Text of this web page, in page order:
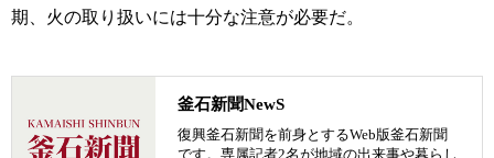
期、火の取り扱いには十分な注意が必要だ。
釜石新聞NewS
復興釜石新聞を前身とするWeb版釜石新聞
です。専属記者2名が地域の出来事や暮らし